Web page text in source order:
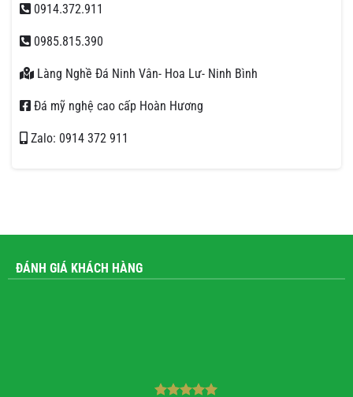
0914.372.911
0985.815.390
Làng Nghề Đá Ninh Vân- Hoa Lư- Ninh Bình
Đá mỹ nghệ cao cấp Hoàn Hương
Zalo: 0914 372 911
ĐÁNH GIÁ KHÁCH HÀNG